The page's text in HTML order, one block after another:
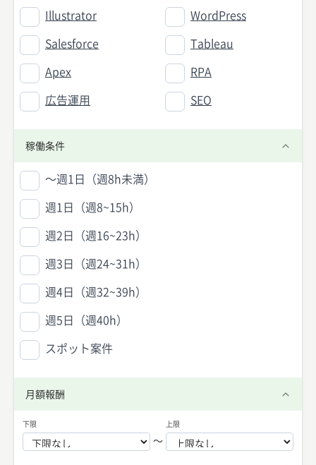
Illustrator WordPress
Salesforce Tableau
Apex RPA
広告運用 SEO
稼働条件
〜週1日（週8h未満）
週1日（週8~15h）
週2日（週16~23h）
週3日（週24~31h）
週4日（週32~39h）
週5日（週40h）
スポット案件
月額報酬
下限
〜
上限